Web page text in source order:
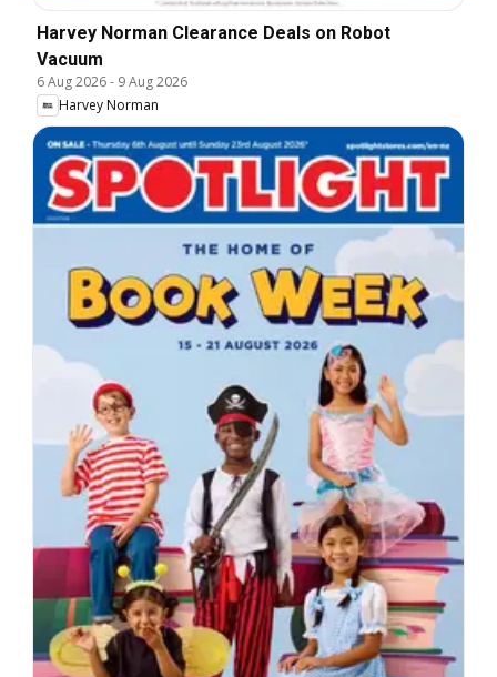
Harvey Norman Clearance Deals on Robot
Vacuum
6 Aug 2026- 9 Aug 2026
Harvey Norman